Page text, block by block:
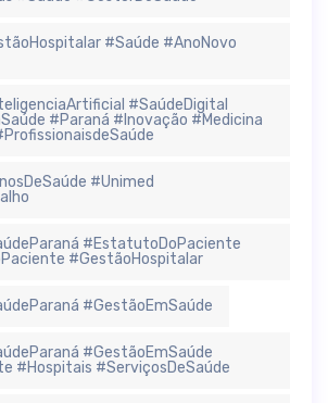
#Saúde #AnoNovo
#SaúdeDigital
#Paraná #Inovação #Medicina
#Unimed
#EstatutoDoPaciente
#GestãoHospitalar
#GestãoEmSaúde
#GestãoEmSaúde
#Hospitais #ServiçosDeSaúde